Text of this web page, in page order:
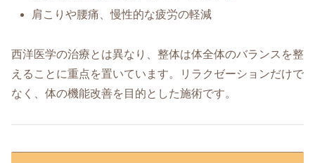
肩こりや腰痛、慢性的な疲労の軽減
西洋医学の治療とは異なり、整体は体全体のバランスを整
えることに重点を置いています。リラクゼーションだけで
なく、体の機能改善を目的とした施術です。